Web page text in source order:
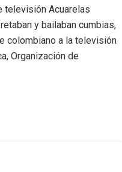
televisión Acuarelas
y bailaban cumbias,
colombiano a la televisión
Organización de